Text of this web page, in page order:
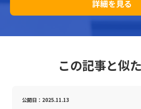
詳細を見る
この記事と似
公開日：2025.11.13